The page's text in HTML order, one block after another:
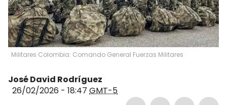
Militares Colombia: Comando General Fuerzas Militares
José David Rodríguez
26/02/2026 - 18:47 GMT-5